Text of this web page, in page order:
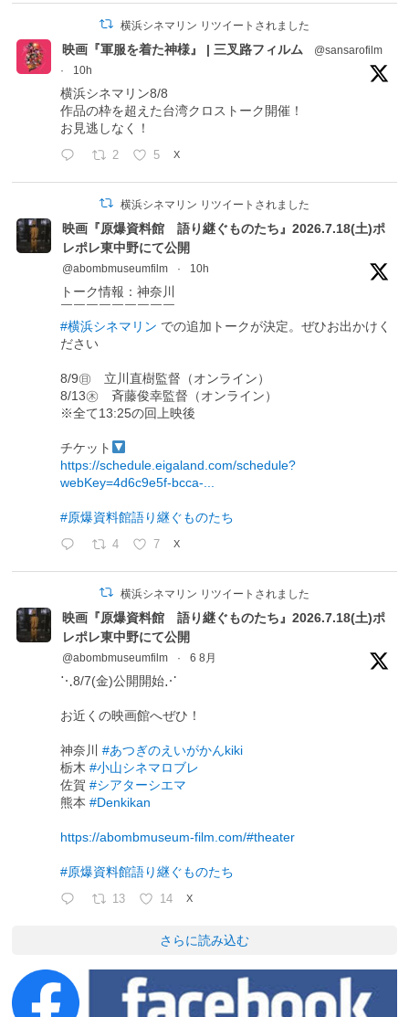
横浜シネマリン リツイートされました
映画『軍服を着た神様』 | 三叉路フィルム
@sansarofilm
·
10h
横浜シネマリン8/8
作品の枠を超えた台湾クロストーク開催！
お見逃しなく！
2 5 X
横浜シネマリン リツイートされました
映画『原爆資料館 語り継ぐものたち』2026.7.18(土)ポ
レポレ東中野にて公開
@abombmuseumfilm · 10h
トーク情報：神奈川
￣￣￣￣￣￣￣￣￣
#横浜シネマリン での追加トークが決定。ぜひお出かけく
ださい
8/9㊐ 立川直樹監督（オンライン）
8/13㊍ 斉藤俊幸監督（オンライン）
※全て13:25の回上映後
チケット
https://schedule.eigaland.com/schedule?
webKey=4d6c9e5f-bcca-...
#原爆資料館語り継ぐものたち
4 7 X
横浜シネマリン リツイートされました
映画『原爆資料館 語り継ぐものたち』2026.7.18(土)ポ
レポレ東中野にて公開
@abombmuseumfilm · 6 8月
⋱8/7(金)公開開始⋰
お近くの映画館へぜひ！
神奈川#あつぎのえいがかんkiki
栃木#小山シネマロブレ
佐賀#シアターシエマ
熊本#Denkikan
https://abombmuseum-film.com/#theater
#原爆資料館語り継ぐものたち
13 14 X
さらに読み込む